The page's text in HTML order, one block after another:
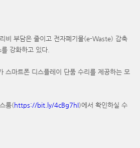
비 부담은 줄이고 전자폐기물(e-Waste) 감축
강화하고 있다.
스마트폰 디스플레이 단품 수리를 제공하는 모
룸(https://bit.ly/4cBg7hI)에서 확인하실 수